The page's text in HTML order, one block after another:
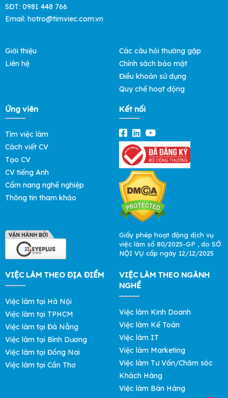
SĐT: 0981 448 766
Email: hotro@timviec.com.vn
Giới thiệu
Liên hệ
Các câu hỏi thường gặp
Chính sách bảo mật
Điều khoản sử dụng
Quy chế hoạt động
Ứng viên
Tìm việc làm
Cách viết CV
Tạo CV
CV tiếng Anh
Cẩm nang nghề nghiệp
Thông tin tham khảo
Kết nối
Giấy phép hoạt động dịch vụ
việc làm số 80/2025-GP , do SỞ
NỘI VỤ cấp ngày 12/12/2025
VIỆC LÀM THEO ĐỊA ĐIỂM
Việc làm tại Hà Nội
Việc làm tại TPHCM
Việc làm tại Đà Nẵng
Việc làm tại Bình Dương
Việc làm tại Đồng Nai
Việc làm tại Cần Thơ
VIỆC LÀM THEO NGÀNH
NGHỀ
Việc làm Kinh Doanh
Việc làm Kế Toán
Việc làm IT
Việc làm Marketing
Việc làm Tư Vấn/Chăm sóc
Khách Hàng
Việc làm Bán Hàng